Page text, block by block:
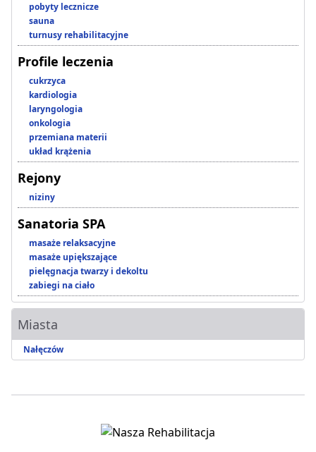
pobyty lecznicze
sauna
turnusy rehabilitacyjne
Profile leczenia
cukrzyca
kardiologia
laryngologia
onkologia
przemiana materii
układ krążenia
Rejony
niziny
Sanatoria SPA
masaże relaksacyjne
masaże upiększające
pielęgnacja twarzy i dekoltu
zabiegi na ciało
Miasta
Nałęczów